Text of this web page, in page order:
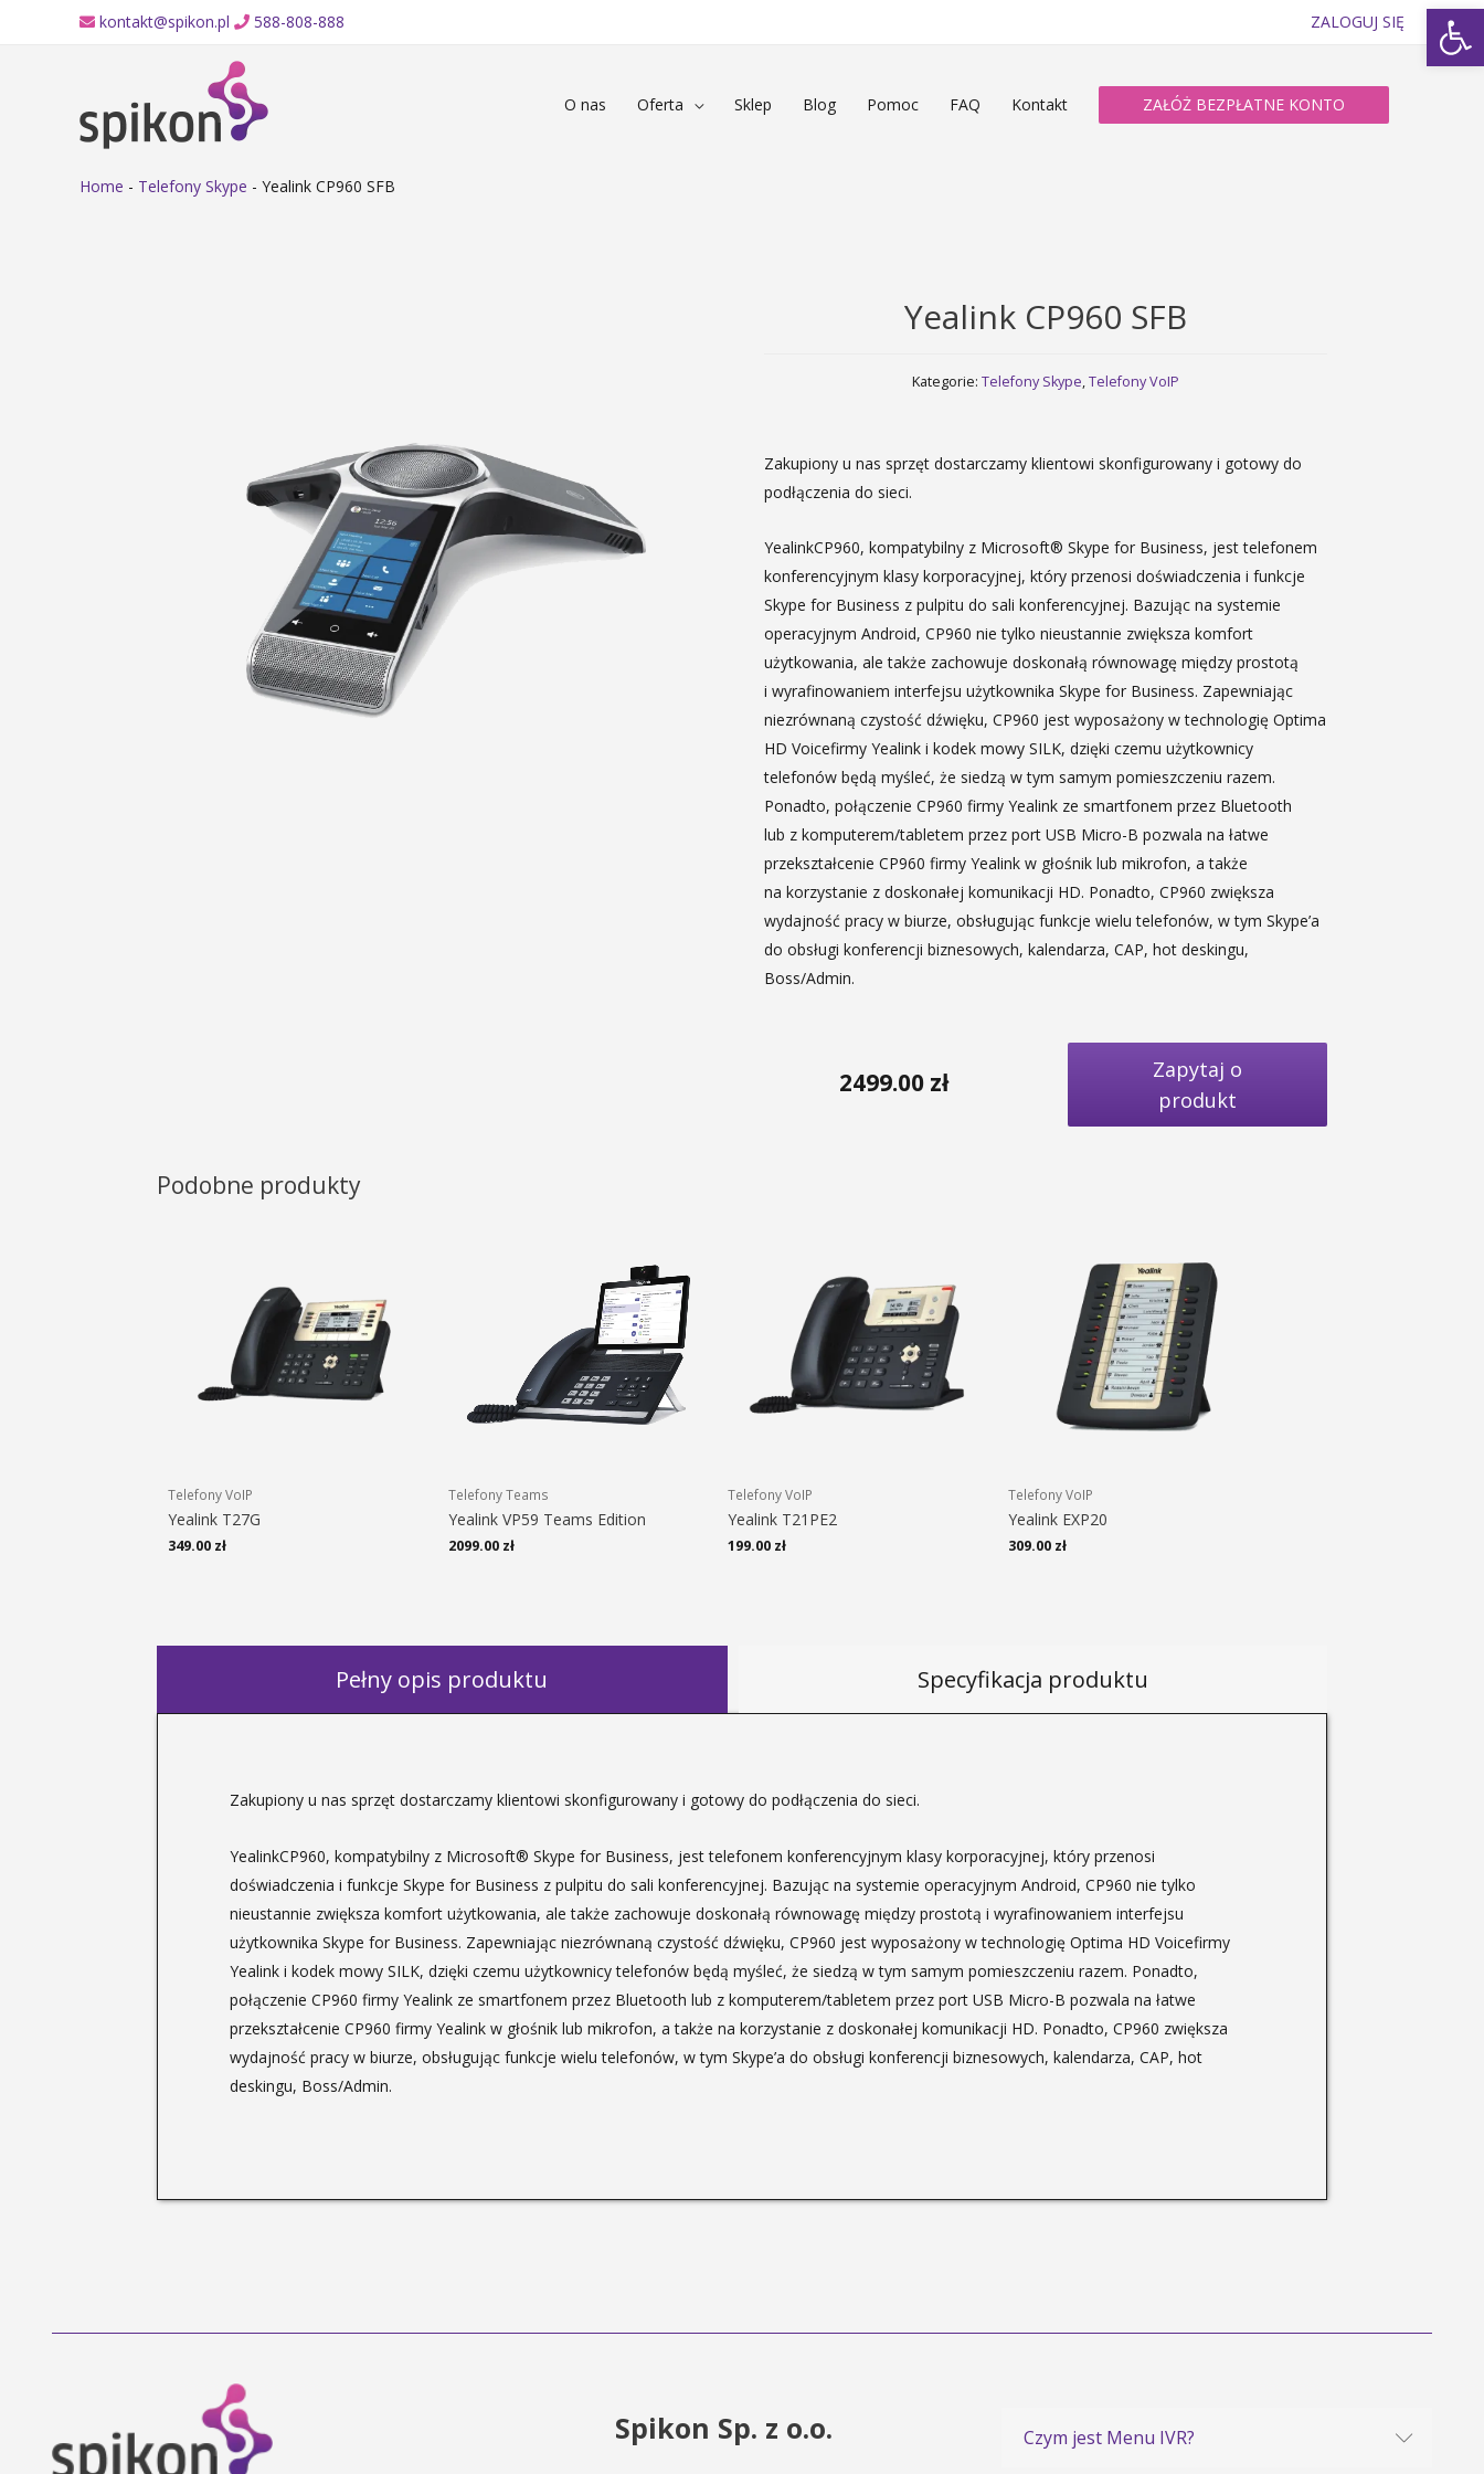
kontakt@spikon.pl 588-808-888 ZALOGUJ SIĘ
O nas Oferta Sklep Blog Pomoc FAQ Kontakt ZAŁÓŻ BEZPŁATNE KONTO
Home - Telefony Skype - Yealink CP960 SFB
Yealink CP960 SFB
Kategorie: Telefony Skype,Telefony VoIP
Zakupiony u nas sprzęt dostarczamy klientowi skonfigurowany i gotowy do
podłączenia do sieci.
YealinkCP960, kompatybilny z Microsoft® Skype for Business, jest telefonem
konferencyjnym klasy korporacyjnej, który przenosi doświadczenia i funkcje
Skype for Business z pulpitu do sali konferencyjnej. Bazując na systemie
operacyjnym Android, CP960 nie tylko nieustannie zwiększa komfort
użytkowania, ale także zachowuje doskonałą równowagę między prostotą
i wyrafinowaniem interfejsu użytkownika Skype for Business. Zapewniając
niezrównaną czystość dźwięku, CP960 jest wyposażony w technologię Optima
HD Voicefirmy Yealink i kodek mowy SILK, dzięki czemu użytkownicy
telefonów będą myśleć, że siedzą w tym samym pomieszczeniu razem.
Ponadto, połączenie CP960 firmy Yealink ze smartfonem przez Bluetooth
lub z komputerem/tabletem przez port USB Micro-B pozwala na łatwe
przekształcenie CP960 firmy Yealink w głośnik lub mikrofon, a także
na korzystanie z doskonałej komunikacji HD. Ponadto, CP960 zwiększa
wydajność pracy w biurze, obsługując funkcje wielu telefonów, w tym Skype’a
do obsługi konferencji biznesowych, kalendarza, CAP, hot deskingu,
Boss/Admin.
2499.00 zł
Zapytaj o
produkt
Podobne produkty
Telefony VoIP
Yealink T27G
349.00 zł
Telefony Teams
Yealink VP59 Teams Edition
2099.00 zł
Telefony VoIP
Yealink T21PE2
199.00 zł
Telefony VoIP
Yealink EXP20
309.00 zł
Pełny opis produktu Specyfikacja produktu
Zakupiony u nas sprzęt dostarczamy klientowi skonfigurowany i gotowy do podłączenia do sieci.
YealinkCP960, kompatybilny z Microsoft® Skype for Business, jest telefonem konferencyjnym klasy korporacyjnej, który przenosi
doświadczenia i funkcje Skype for Business z pulpitu do sali konferencyjnej. Bazując na systemie operacyjnym Android, CP960 nie tylko
nieustannie zwiększa komfort użytkowania, ale także zachowuje doskonałą równowagę między prostotą i wyrafinowaniem interfejsu
użytkownika Skype for Business. Zapewniając niezrównaną czystość dźwięku, CP960 jest wyposażony w technologię Optima HD Voicefirmy
Yealink i kodek mowy SILK, dzięki czemu użytkownicy telefonów będą myśleć, że siedzą w tym samym pomieszczeniu razem. Ponadto,
połączenie CP960 firmy Yealink ze smartfonem przez Bluetooth lub z komputerem/tabletem przez port USB Micro-B pozwala na łatwe
przekształcenie CP960 firmy Yealink w głośnik lub mikrofon, a także na korzystanie z doskonałej komunikacji HD. Ponadto, CP960 zwiększa
wydajność pracy w biurze, obsługując funkcje wielu telefonów, w tym Skype’a do obsługi konferencji biznesowych, kalendarza, CAP, hot
deskingu, Boss/Admin.
Spikon Sp. z o.o. Czym jest Menu IVR?